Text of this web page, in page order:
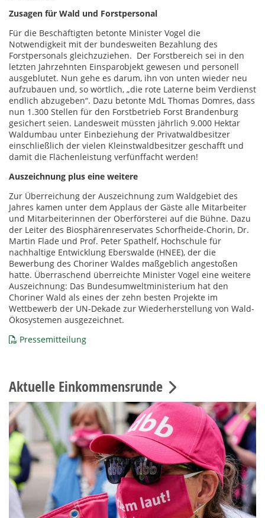
Zusagen für Wald und Forstpersonal
Für die Beschäftigten betonte Minister Vogel die
Notwendigkeit mit der bundesweiten Bezahlung des
Forstpersonals gleichzuziehen. Der Forstbereich sei in den
letzten Jahrzehnten Einsparobjekt gewesen und personell
ausgeblutet. Nun gehe es darum, ihn von unten wieder neu
aufzubauen und, so wörtlich, „die rote Laterne beim Verdienst
endlich abzugeben“. Dazu betonte MdL Thomas Domres, dass
nun 1.300 Stellen für den Forstbetrieb Forst Brandenburg
gesichert seien. Landesweit müssten jährlich 9.000 Hektar
Waldumbau unter Einbeziehung der Privatwaldbesitzer
einschließlich der vielen Kleinstwaldbesitzer geschafft und
damit die Flächenleistung verfünffacht werden!
Auszeichnung plus eine weitere
Zur Überreichung der Auszeichnung zum Waldgebiet des
Jahres kamen unter dem Applaus der Gäste alle Mitarbeiter
und Mitarbeiterinnen der Oberförsterei auf die Bühne. Dazu
der Leiter des Biosphärenreservates Schorfheide-Chorin, Dr.
Martin Flade und Prof. Peter Spathelf, Hochschule für
nachhaltige Entwicklung Eberswalde (HNEE), der die
Bewerbung des Choriner Waldes maßgeblich angestoßen
hatte. Überraschend überreichte Minister Vogel eine weitere
Auszeichnung: Das Bundesumweltministerium hat den
Choriner Wald als eines der zehn besten Projekte im
Wettbewerb der UN-Dekade zur Wiederherstellung von Wald-
Ökosystemen ausgezeichnet.
Pressemitteilung
Aktuelle Einkommensrunde